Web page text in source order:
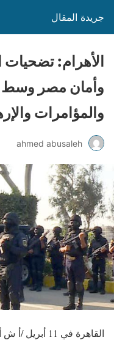
جريدة المقال
الأهرام:
وأمان مصر وسط
والمؤامرات
ahmed abusaleh
القاهرة في